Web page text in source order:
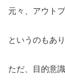
元々、アウト
というのもあ
ただ、目的意